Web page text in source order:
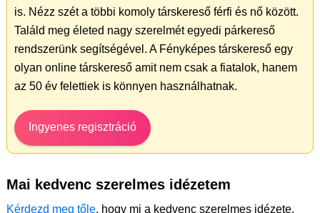
is. Nézz szét a többi komoly társkereső férfi és nő között.
Találd meg életed nagy szerelmét egyedi párkereső
rendszerünk segítségével. A Fényképes társkereső egy
olyan online társkereső amit nem csak a fiatalok, hanem
az 50 év felettiek is könnyen használhatnak.
Ingyenes regisztráció
Mai kedvenc szerelmes idézetem
Kérdezd meg tőle, hogy mi a kedvenc szerelmes idézete.